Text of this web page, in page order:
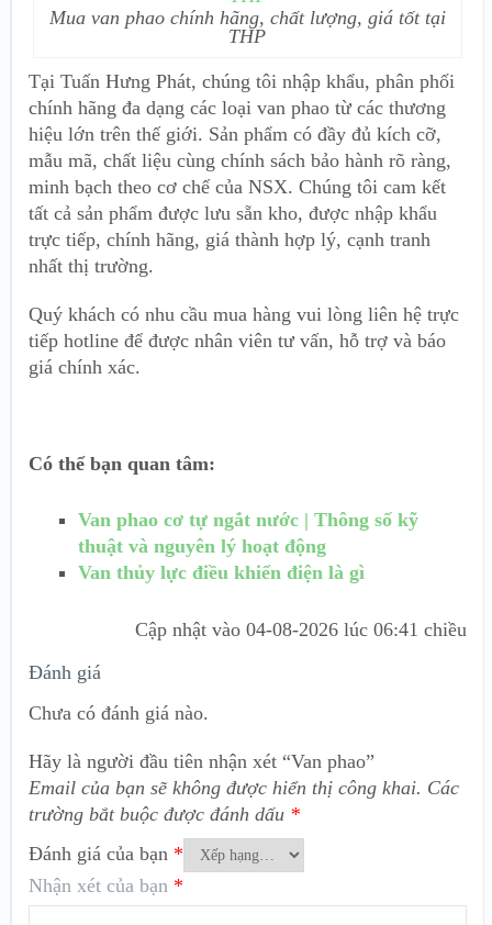
Mua van phao chính hãng, chất lượng, giá tốt tại
THP
Tại Tuấn Hưng Phát, chúng tôi nhập khẩu, phân phối
chính hãng đa dạng các loại van phao từ các thương
hiệu lớn trên thế giới. Sản phẩm có đầy đủ kích cỡ,
mẫu mã, chất liệu cùng chính sách bảo hành rõ ràng,
minh bạch theo cơ chế của NSX. Chúng tôi cam kết
tất cả sản phẩm được lưu sẵn kho, được nhập khẩu
trực tiếp, chính hãng, giá thành hợp lý, cạnh tranh
nhất thị trường.
Quý khách có nhu cầu mua hàng vui lòng liên hệ trực
tiếp hotline để được nhân viên tư vấn, hỗ trợ và báo
giá chính xác.
Có thể bạn quan tâm:
Van phao cơ tự ngắt nước | Thông số kỹ
thuật và nguyên lý hoạt động
Van thủy lực điều khiển điện là gì
Cập nhật vào 04-08-2026 lúc 06:41 chiều
Đánh giá
Chưa có đánh giá nào.
Hãy là người đầu tiên nhận xét “Van phao”
Email của bạn sẽ không được hiển thị công khai. Các
trường bắt buộc được đánh dấu *
Đánh giá của bạn *
Nhận xét của bạn *